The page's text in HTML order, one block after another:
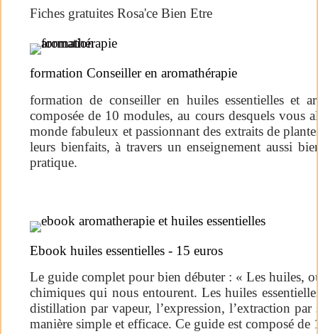
Fiches gratuites Rosa'ce Bien Etre
formation Conseiller en aromathérapie
formation de conseiller en huiles essentielles et
composée de 10 modules, au cours desquels vous
monde fabuleux et passionnant des extraits de
leurs bienfaits, à travers un enseignement aussi
pratique.
Ebook huiles essentielles - 15 euros
Le guide complet pour bien débuter : « Les huiles,
chimiques qui nous entourent. Les huiles
distillation par vapeur, l’expression, l’extraction
manière simple et efficace. Ce guide est composé